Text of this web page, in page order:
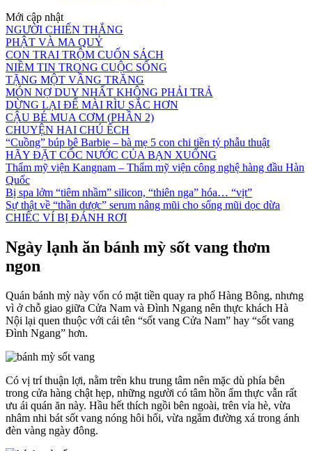
Mới cập nhật
NGƯỜI CHIẾN THẮNG
PHẬT VÀ MA QUỶ
CON TRAI TRỘM CUỐN SÁCH
NIỀM TIN TRONG CUỘC SỐNG
TẶNG MỘT VẦNG TRĂNG
MÓN NỢ DUY NHẤT KHÔNG PHẢI TRẢ
DỪNG LẠI ĐỂ MÀI RÌU SẮC HƠN
CẬU BÉ MUA CƠM (PHẦN 2)
CHUYỆN HAI CHÚ ẾCH
“Cuồng” búp bê Barbie – bà mẹ 5 con chi tiền tỷ phẫu thuật
HÃY ĐẶT CỐC NƯỚC CỦA BẠN XUỐNG
Thẩm mỹ viện Kangnam – Thẩm mỹ viện công nghệ hàng đầu Hàn
Quốc
Bị spa lởm “tiêm nhầm” silicon, “thiên nga” hóa… “vịt”
Sự thật về “thần dược” serum nâng mũi cho sống mũi dọc dừa
CHIẾC VÍ BỊ ĐÁNH RƠI
Ngày lạnh ăn bánh mỳ sốt vang thơm
ngon
Quán bánh mỳ này vốn có mặt tiền quay ra phố Hàng Bông, nhưng
vì ở chỗ giao giữa Cửa Nam và Đình Ngang nên thực khách Hà
Nội lại quen thuộc với cái tên “sốt vang Cửa Nam” hay “sốt vang
Đình Ngang” hơn.
Có vị trí thuận lợi, nằm trên khu trung tâm nên mặc dù phía bên
trong cửa hàng chật hẹp, những người có tâm hồn ẩm thực vẫn rất
ưu ái quán ăn này. Hầu hết thích ngồi bên ngoài, trên vỉa hè, vừa
nhâm nhi bát sốt vang nóng hôi hổi, vừa ngắm đường xá trong ánh
đèn vàng ngày đông.